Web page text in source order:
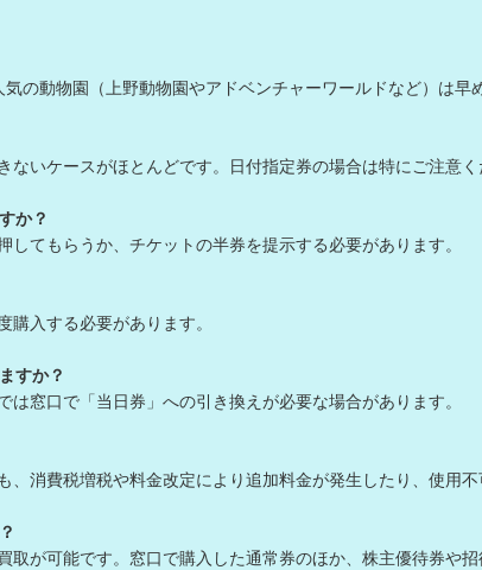
の動物園（上野動物園やアドベンチャーワールドなど）は早
いケースがほとんどです。日付指定券の場合は特にご注意く
か？
てもらうか、チケットの半券を提示する必要があります。
入する必要があります。
すか？
窓口で「当日券」への引き換えが必要な場合があります。
消費税増税や料金改定により追加料金が発生したり、使用不
が可能です。窓口で購入した通常券のほか、株主優待券や招